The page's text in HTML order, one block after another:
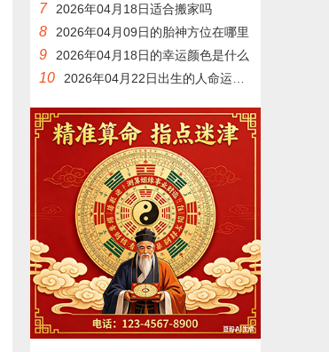
7 2026年04月18日适合搬家吗
8 2026年04月09日的胎神方位在哪里
9 2026年04月18日的幸运颜色是什么
10 2026年04月22日出生的人命运如何